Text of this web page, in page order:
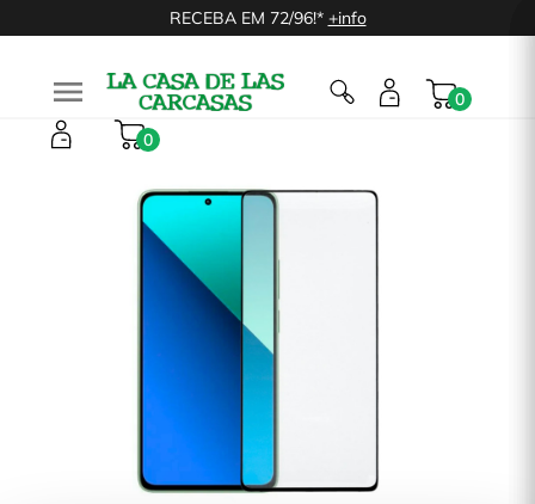
RECEBA EM 72/96!* +info

0
0